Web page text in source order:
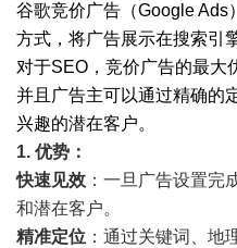
谷歌竞价广告（Google Ads
方式，将广告展示在搜索引
对于SEO，竞价广告的最大
并且广告主可以通过精确的
兴趣的潜在客户。
1. 优势 ：
快速见效 ：一旦广告设置完
和潜在客户。
精准定位 ：通过关键词、地